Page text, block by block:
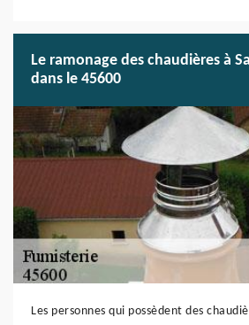
Le ramonage des chaudières à
dans le 45600
Les personnes qui possèdent des